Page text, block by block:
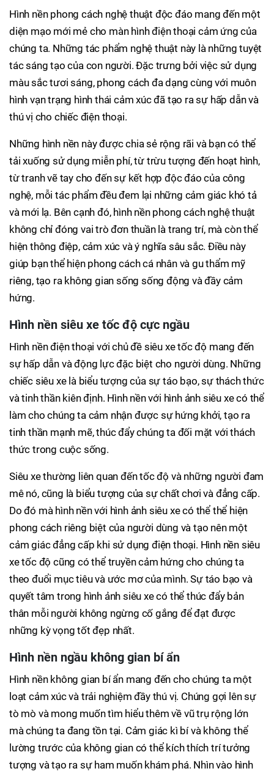
Hình nền phong cách nghệ thuật độc đáo mang đến một
diện mạo mới mẻ cho màn hình điện thoại cảm ứng của
chúng ta. Những tác phẩm nghệ thuật này là những tuyệt
tác sáng tạo của con người. Đặc trưng bởi việc sử dụng
màu sắc tươi sáng, phong cách đa dạng cùng với muôn
hình vạn trạng hình thái cảm xúc đã tạo ra sự hấp dẫn và
thú vị cho chiếc điện thoại.
Những hình nền này được chia sẻ rộng rãi và bạn có thể
tải xuống sử dụng miễn phí, từ trừu tượng đến hoạt hình,
từ tranh vẽ tay cho đến sự kết hợp độc đáo của công
nghệ, mỗi tác phẩm đều đem lại những cảm giác khó tả
và mới lạ. Bên cạnh đó, hình nền phong cách nghệ thuật
không chỉ đóng vai trò đơn thuần là trang trí, mà còn thể
hiện thông điệp, cảm xúc và ý nghĩa sâu sắc. Điều này
giúp bạn thể hiện phong cách cá nhân và gu thẩm mỹ
riêng, tạo ra không gian sống sống động và đầy cảm
hứng.
Hình nền siêu xe tốc độ cực ngầu
Hình nền điện thoại với chủ đề siêu xe tốc độ mang đến
sự hấp dẫn và động lực đặc biệt cho người dùng. Những
chiếc siêu xe là biểu tượng của sự táo bạo, sự thách thức
và tinh thần kiên định. Hình nền với hình ảnh siêu xe có thể
làm cho chúng ta cảm nhận được sự hứng khởi, tạo ra
tinh thần mạnh mẽ, thúc đẩy chúng ta đối mặt với thách
thức trong cuộc sống.
Siêu xe thường liên quan đến tốc độ và những người đam
mê nó, cũng là biểu tượng của sự chất chơi và đẳng cấp.
Do đó mà hình nền với hình ảnh siêu xe có thể thể hiện
phong cách riêng biệt của người dùng và tạo nên một
cảm giác đẳng cấp khi sử dụng điện thoại. Hình nền siêu
xe tốc độ cũng có thể truyền cảm hứng cho chúng ta
theo đuổi mục tiêu và ước mơ của mình. Sự táo bạo và
quyết tâm trong hình ảnh siêu xe có thể thúc đẩy bản
thân mỗi người không ngừng cố gắng để đạt được
những kỳ vọng tốt đẹp nhất.
Hình nền ngầu không gian bí ẩn
Hình nền không gian bí ẩn mang đến cho chúng ta một
loạt cảm xúc và trải nghiệm đầy thú vị. Chúng gợi lên sự
tò mò và mong muốn tìm hiểu thêm về vũ trụ rộng lớn
mà chúng ta đang tồn tại. Cảm giác kì bí và không thể
lường trước của không gian có thể kích thích trí tưởng
tượng và tạo ra sự ham muốn khám phá. Nhìn vào hình